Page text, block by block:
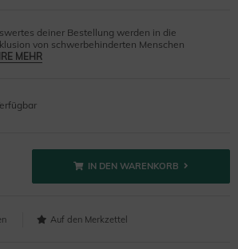
deiner Bestellung werden in die
von schwerbehinderten Menschen
MEHR
IN DEN WARENKORB